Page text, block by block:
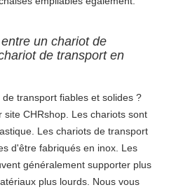
un chariot de
de transport en
transport fiables et solides ?
CHRshop. Les chariots sont
Les chariots de transport
d'être fabriqués en inox. Les
généralement supporter plus
plus lourds. Nous vous